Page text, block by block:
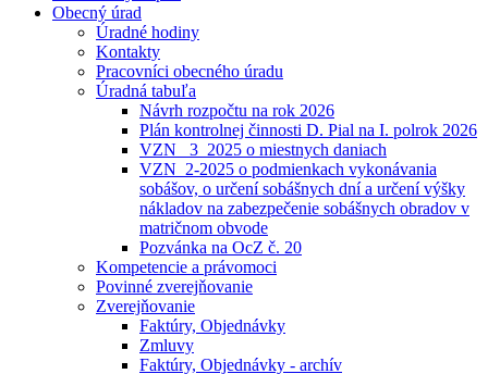
Obecný úrad
Úradné hodiny
Kontakty
Pracovníci obecného úradu
Úradná tabuľa
Návrh rozpočtu na rok 2026
Plán kontrolnej činnosti D. Pial na I. polrok 2026
VZN _3_2025 o miestnych daniach
VZN_2-2025 o podmienkach vykonávania
sobášov, o určení sobášnych dní a určení výšky
nákladov na zabezpečenie sobášnych obradov v
matričnom obvode
Pozvánka na OcZ č. 20
Kompetencie a právomoci
Povinné zverejňovanie
Zverejňovanie
Faktúry, Objednávky
Zmluvy
Faktúry, Objednávky - archív